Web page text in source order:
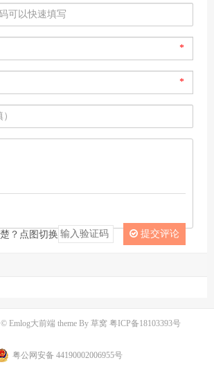
*
*
提交评论
© Emlog大前端 theme By 草窝 粤ICP备18103393号
粤公网安备 44190002006955号